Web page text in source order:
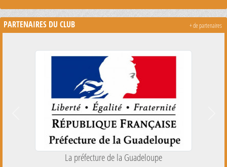
PARTENAIRES DU CLUB
La CAF de la
+ de partenaires